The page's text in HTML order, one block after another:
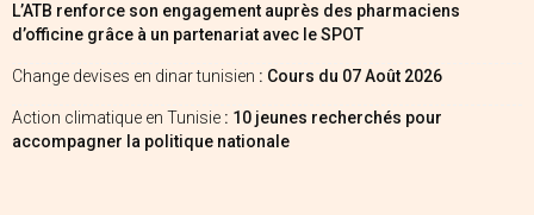
L’ATB renforce son engagement auprès des pharmaciens
d’officine grâce à un partenariat avec le SPOT
Change devises en dinar tunisien : Cours du 07 Août 2026
Action climatique en Tunisie : 10 jeunes recherchés pour
accompagner la politique nationale